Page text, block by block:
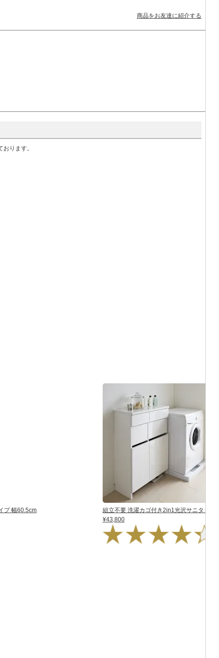
商品をお友達に紹介する
おります。
プ 幅60.5cm
組立不要 洗濯カゴ付き2in1光沢サニタリー
¥43,800